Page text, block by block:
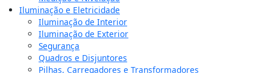
Iluminação e Eletricidade
Iluminação de Interior
Iluminação de Exterior
Segurança
Quadros e Disjuntores
Pilhas, Carregadores e Transformadores